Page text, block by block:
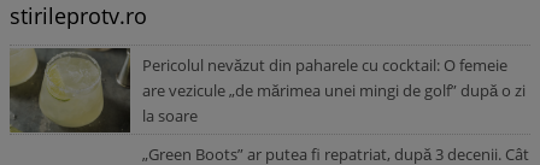
stirileprotv.ro
Pericolul nevăzut din paharele cu cocktail: O femeie
are vezicule „de mărimea unei mingi de golf” după o zi
la soare
„Green Boots” ar putea fi repatriat, după 3 decenii. Cât